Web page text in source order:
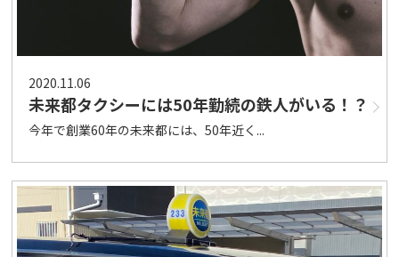
2020.11.06
未来都タクシーには50年勤続の鉄人がいる！？
今年で創業60年の未来都には、50年近く...